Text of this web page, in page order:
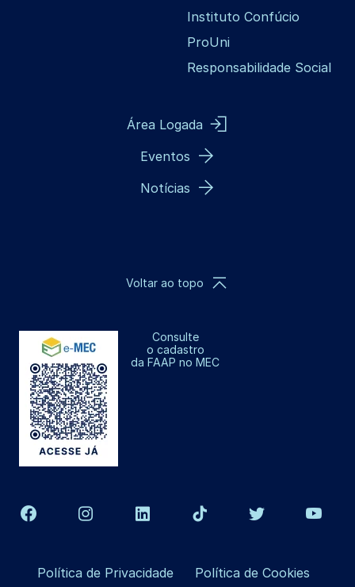
Instituto Confúcio
ProUni
Responsabilidade Social
Área Logada
Eventos
Notícias
Consulte
o cadastro
da FAAP no MEC
Voltar ao topo
Política de Privacidade
Política de Cookies